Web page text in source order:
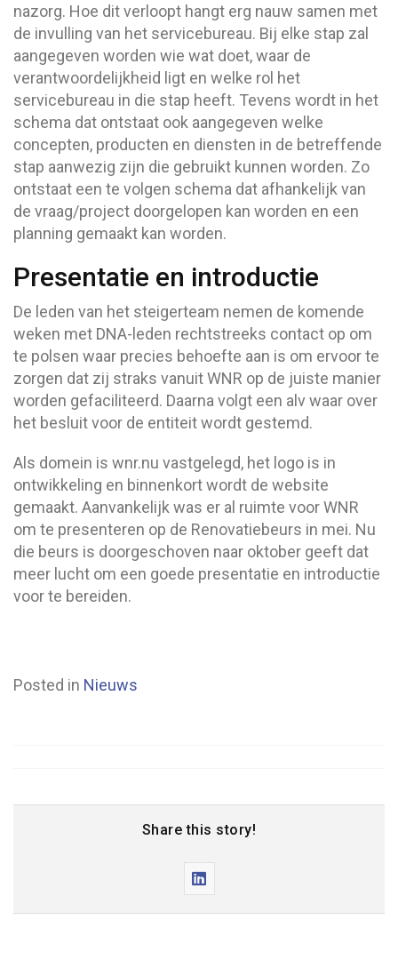
nazorg. Hoe dit verloopt hangt erg nauw samen met
de invulling van het servicebureau. Bij elke stap zal
aangegeven worden wie wat doet, waar de
verantwoordelijkheid ligt en welke rol het
servicebureau in die stap heeft. Tevens wordt in het
schema dat ontstaat ook aangegeven welke
concepten, producten en diensten in de betreffende
stap aanwezig zijn die gebruikt kunnen worden. Zo
ontstaat een te volgen schema dat afhankelijk van
de vraag/project doorgelopen kan worden en een
planning gemaakt kan worden.
Presentatie en introductie
De leden van het steigerteam nemen de komende
weken met DNA-leden rechtstreeks contact op om
te polsen waar precies behoefte aan is om ervoor te
zorgen dat zij straks vanuit WNR op de juiste manier
worden gefaciliteerd. Daarna volgt een alv waar over
het besluit voor de entiteit wordt gestemd.
Als domein is wnr.nu vastgelegd, het logo is in
ontwikkeling en binnenkort wordt de website
gemaakt. Aanvankelijk was er al ruimte voor WNR
om te presenteren op de Renovatiebeurs in mei. Nu
die beurs is doorgeschoven naar oktober geeft dat
meer lucht om een goede presentatie en introductie
voor te bereiden.
Posted in Nieuws
Share this story!
"DNA
leden